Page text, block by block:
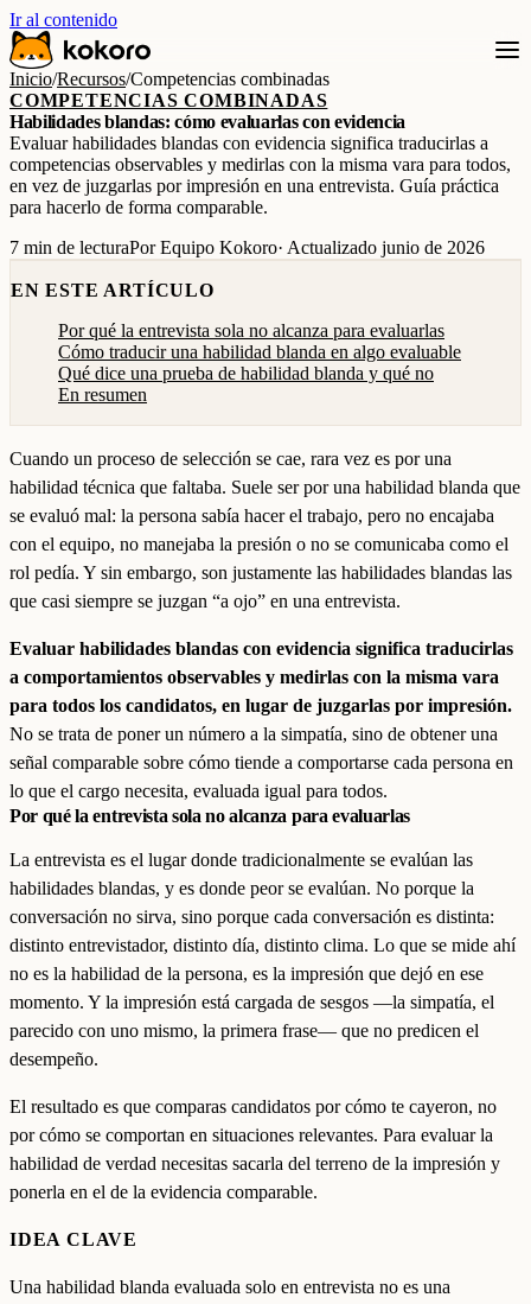
Ir al contenido
Inicio/Recursos/Competencias combinadas
COMPETENCIAS COMBINADAS
Habilidades blandas: cómo evaluarlas con evidencia
Evaluar habilidades blandas con evidencia significa traducirlas a
competencias observables y medirlas con la misma vara para todos,
en vez de juzgarlas por impresión en una entrevista. Guía práctica
para hacerlo de forma comparable.
7 min de lecturaPor Equipo Kokoro· Actualizado junio de 2026
EN ESTE ARTÍCULO
Por qué la entrevista sola no alcanza para evaluarlas
Cómo traducir una habilidad blanda en algo evaluable
Qué dice una prueba de habilidad blanda y qué no
En resumen
Cuando un proceso de selección se cae, rara vez es por una
habilidad técnica que faltaba. Suele ser por una habilidad blanda que
se evaluó mal: la persona sabía hacer el trabajo, pero no encajaba
con el equipo, no manejaba la presión o no se comunicaba como el
rol pedía. Y sin embargo, son justamente las habilidades blandas las
que casi siempre se juzgan “a ojo” en una entrevista.
Evaluar habilidades blandas con evidencia significa traducirlas
a comportamientos observables y medirlas con la misma vara
para todos los candidatos, en lugar de juzgarlas por impresión.
No se trata de poner un número a la simpatía, sino de obtener una
señal comparable sobre cómo tiende a comportarse cada persona en
lo que el cargo necesita, evaluada igual para todos.
Por qué la entrevista sola no alcanza para evaluarlas
La entrevista es el lugar donde tradicionalmente se evalúan las
habilidades blandas, y es donde peor se evalúan. No porque la
conversación no sirva, sino porque cada conversación es distinta:
distinto entrevistador, distinto día, distinto clima. Lo que se mide ahí
no es la habilidad de la persona, es la impresión que dejó en ese
momento. Y la impresión está cargada de sesgos —la simpatía, el
parecido con uno mismo, la primera frase— que no predicen el
desempeño.
El resultado es que comparas candidatos por cómo te cayeron, no
por cómo se comportan en situaciones relevantes. Para evaluar la
habilidad de verdad necesitas sacarla del terreno de la impresión y
ponerla en el de la evidencia comparable.
IDEA CLAVE
Una habilidad blanda evaluada solo en entrevista no es una